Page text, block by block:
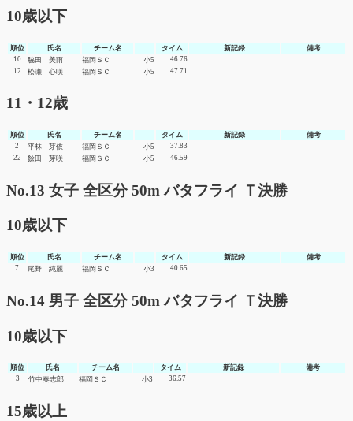
10歳以下
順位 氏名 チーム名 タイム 新記録
備考
10
脇田 美雨 福岡ＳＣ 小5
46.76
12
松瀬 心咲 福岡ＳＣ 小5 47.71
11・12歳
順位 氏名 チーム名 タイム 新記録
備考
2
平林 芽依 福岡ＳＣ 小5
37.83
22
餘田 芽咲 福岡ＳＣ 小5 46.59
No.13 女子 全区分 50m バタフライ Ｔ決勝
10歳以下
順位 氏名 チーム名 タイム 新記録
備考
7
尾野 純麗 福岡ＳＣ 小3 40.65
No.14 男子 全区分 50m バタフライ Ｔ決勝
10歳以下
順位 氏名 チーム名 タイム 新記録
備考
3
竹中奏志郎 福岡ＳＣ 小3 36.57
15歳以上